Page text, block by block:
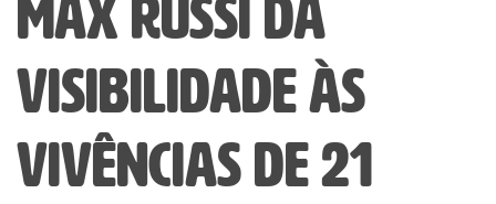
Max Russi dá
visibilidade às
vivências de 21